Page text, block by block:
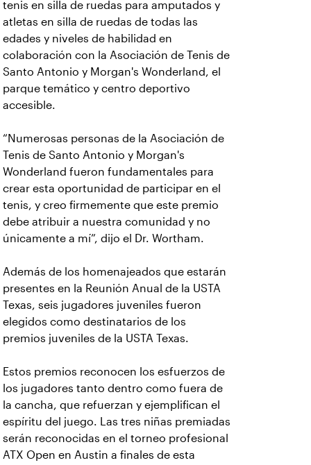
tenis en silla de ruedas para amputados y
atletas en silla de ruedas de todas las
edades y niveles de habilidad en
colaboración con la Asociación de Tenis de
Santo Antonio y Morgan's Wonderland, el
parque temático y centro deportivo
accesible.
“Numerosas personas de la Asociación de
Tenis de Santo Antonio y Morgan's
Wonderland fueron fundamentales para
crear esta oportunidad de participar en el
tenis, y creo firmemente que este premio
debe atribuir a nuestra comunidad y no
únicamente a mí”, dijo el Dr. Wortham.
Además de los homenajeados que estarán
presentes en la Reunión Anual de la USTA
Texas, seis jugadores juveniles fueron
elegidos como destinatarios de los
premios juveniles de la USTA Texas.
Estos premios reconocen los esfuerzos de
los jugadores tanto dentro como fuera de
la cancha, que refuerzan y ejemplifican el
espíritu del juego. Las tres niñas premiadas
serán reconocidas en el torneo profesional
ATX Open en Austin a finales de esta